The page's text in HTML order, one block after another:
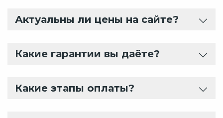
Актуальны ли цены на сайте?
Какие гарантии вы даёте?
Какие этапы оплаты?